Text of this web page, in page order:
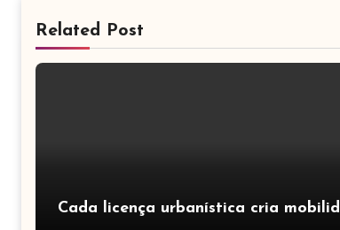
Related Post
Cada licença urbanística cria